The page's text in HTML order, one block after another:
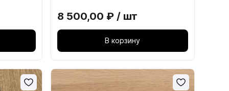
8 500,00 ₽ / шт
В корзину